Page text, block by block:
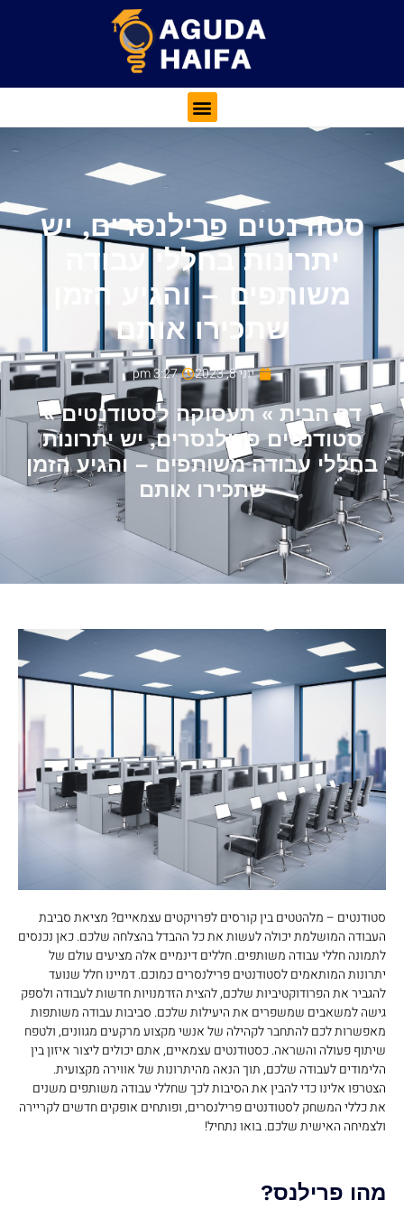
סטודנטים פרילנסרים, יש
יתרונות בחללי עבודה
משותפים – והגיע הזמן
שתכירו אותם
יוני 8, 2023 3:27 pm
דף הבית »תעסוקה לסטודנטים»
סטודנטים פרילנסרים, יש יתרונות
בחללי עבודה משותפים – והגיע הזמן
שתכירו אותם
סטודנטים – מלהטטים בין קורסים לפרויקטים עצמאיים? מציאת סביבת
העבודה המושלמת יכולה לעשות את כל ההבדל בהצלחה שלכם. כאן נכנסים
לתמונה חללי עבודה משותפים. חללים דינמיים אלה מציעים עולם של
יתרונות המותאמים לסטודנטים פרילנסרים כמוכם. דמיינו חלל שנועד
להגביר את הפרודוקטיביות שלכם, להצית הזדמנויות חדשות לעבודה ולספק
גישה למשאבים שמשפרים את היעילות שלכם. סביבות עבודה משותפות
מאפשרות לכם להתחבר לקהילה של אנשי מקצוע מרקעים מגוונים, ולטפח
שיתוף פעולה והשראה. כסטודנטים עצמאיים, אתם יכולים ליצור איזון בין
הלימודים לעבודה שלכם, תוך הנאה מהיתרונות של אווירה מקצועית.
הצטרפו אלינו כדי להבין את הסיבות לכך שחללי עבודה משותפים משנים
את כללי המשחק לסטודנטים פרילנסרים, ופותחים אופקים חדשים לקריירה
ולצמיחה האישית שלכם. בואו נתחיל!
מהו פרילנס?